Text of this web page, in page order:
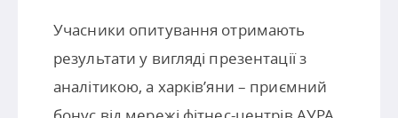
Учасники опитування отримають
результати у вигляді презентації з
аналітикою, а харків’яни – приємний